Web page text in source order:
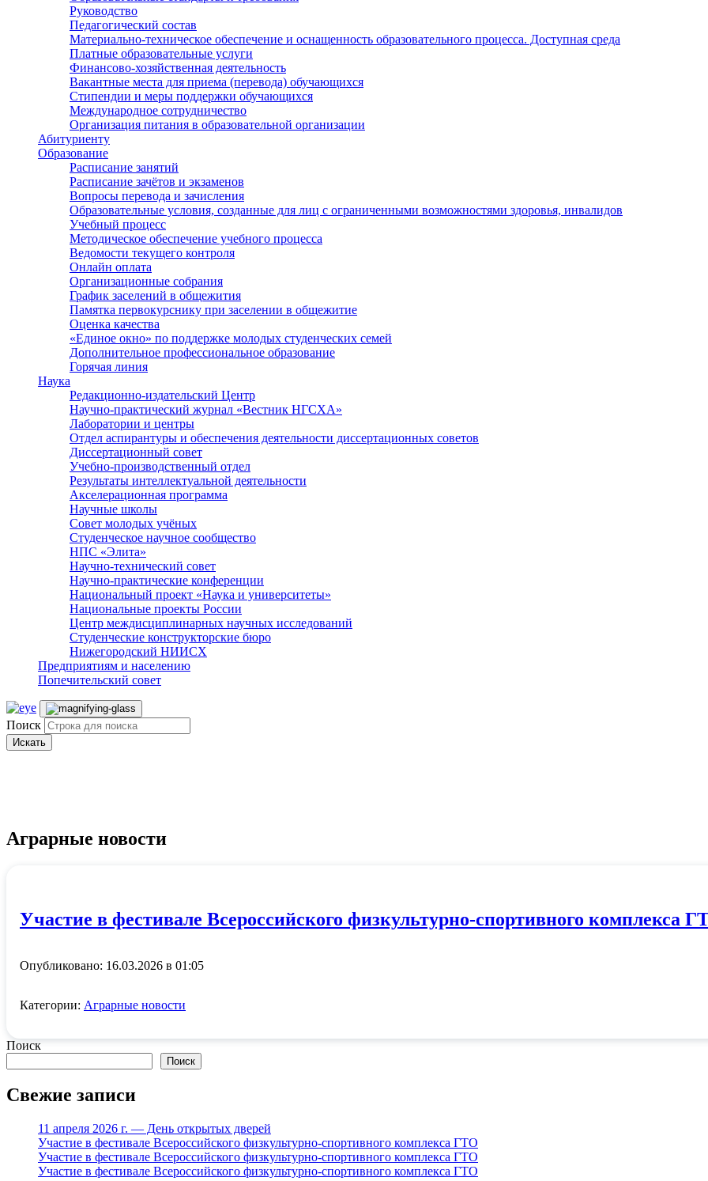
Руководство
Педагогический состав
Материально-техническое обеспечение и оснащенность образовательного процесса. Доступная среда
Платные образовательные услуги
Финансово-хозяйственная деятельность
Вакантные места для приема (перевода) обучающихся
Стипендии и меры поддержки обучающихся
Международное сотрудничество
Организация питания в образовательной организации
Абитуриенту
Образование
Расписание занятий
Расписание зачётов и экзаменов
Вопросы перевода и зачисления
Образовательные условия, созданные для лиц с ограниченными возможностями здоровья, инвалидов
Учебный процесс
Методическое обеспечение учебного процесса
Ведомости текущего контроля
Онлайн оплата
Организационные собрания
График заселений в общежития
Памятка первокурснику при заселении в общежитие
Оценка качества
«Единое окно» по поддержке молодых студенческих семей
Дополнительное профессиональное образование
Горячая линия
Наука
Редакционно-издательский Центр
Научно-практический журнал «Вестник НГСХА»
Лаборатории и центры
Отдел аспирантуры и обеспечения деятельности диссертационных советов
Диссертационный совет
Учебно-производственный отдел
Результаты интеллектуальной деятельности
Акселерационная программа
Научные школы
Совет молодых учёных
Студенческое научное сообщество
НПС «Элита»
Научно-технический совет
Научно-практические конференции
Национальный проект «Наука и университеты»
Национальные проекты России
Центр междисциплинарных научных исследований
Студенческие конструкторские бюро
Нижегородский НИИСХ
Предприятиям и населению
Попечительский совет
Поиск
Искать
Аграрные новости
Участие в фестивале Всероссийского физкультурно‑спортивного комплекса
Опубликовано: 16.03.2026 в 01:05
Категории: Аграрные новости
Поиск
Поиск
Свежие записи
11 апреля 2026 г. — День открытых дверей
Участие в фестивале Всероссийского физкультурно‑спортивного комплекса ГТО
Участие в фестивале Всероссийского физкультурно‑спортивного комплекса ГТО
Участие в фестивале Всероссийского физкультурно‑спортивного комплекса ГТО